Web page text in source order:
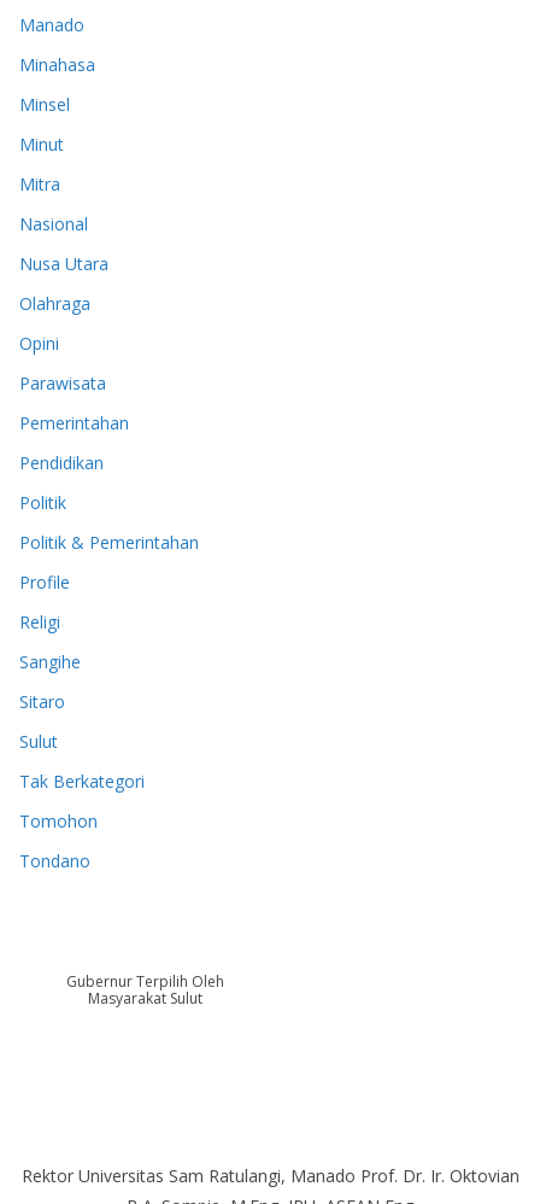
Manado
Minahasa
Minsel
Minut
Mitra
Nasional
Nusa Utara
Olahraga
Opini
Parawisata
Pemerintahan
Pendidikan
Politik
Politik & Pemerintahan
Profile
Religi
Sangihe
Sitaro
Sulut
Tak Berkategori
Tomohon
Tondano
Gubernur Terpilih Oleh
Masyarakat Sulut
Rektor Universitas Sam Ratulangi, Manado Prof. Dr. Ir. Oktovian